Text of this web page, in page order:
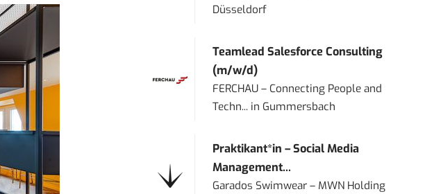
Düsseldorf
Teamlead Salesforce Consulting
(m/w/d)
FERCHAU – Connecting People and
Techn... in Gummersbach
Praktikant*in – Social Media
Management...
Garados Swimwear – MWN Holding